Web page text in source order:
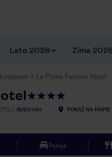
Lato 2026 Zima
La Prima Fashion Hotel
BUD21001 POKAŻ NA MAPIE
Pokoje